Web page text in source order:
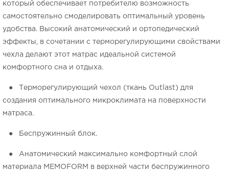
который обеспечивает потребителю возможность
самостоятельно смоделировать оптимальный уровень
удобства. Высокий анатомический и ортопедический
эффекты, в сочетании с терморегулирующими свойствами
чехла делают этот матрас идеальной системой
комфортного сна и отдыха.
● Терморегулирующий чехол (ткань Outlast) для
создания оптимального микроклимата на поверхности
матраса.
● Беспружинный блок.
● Анатомический максимально комфортный слой
материала MEMOFORM в верхней части беспружинного